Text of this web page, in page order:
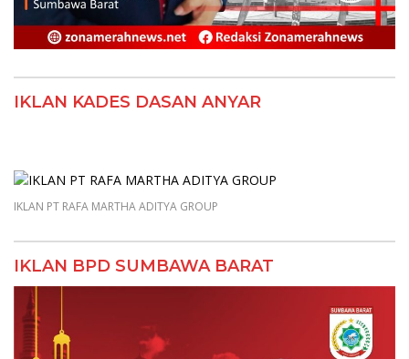
IKLAN KADES DASAN ANYAR
IKLAN PT RAFA MARTHA ADITYA GROUP
IKLAN BPD SUMBAWA BARAT